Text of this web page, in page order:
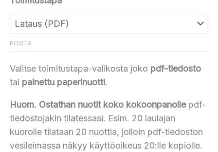
POISTA
Valitse toimitustapa-valikosta joko pdf-tiedosto
tai painettu paperinuotti.
Huom. Ostathan nuotit koko kokoonpanollepdf-
tiedostojakin tilatessasi. Esim. 20 laulajan
kuorolle tilataan 20 nuottia, jolloin pdf-tiedoston
vesileimassa näkyy käyttöoikeus 20:lle kopiolle.